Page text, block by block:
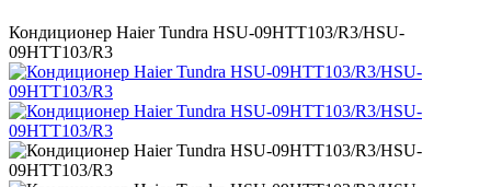
Кондиционер Haier Tundra HSU-09HTT103/R3/HSU-
09HTT103/R3